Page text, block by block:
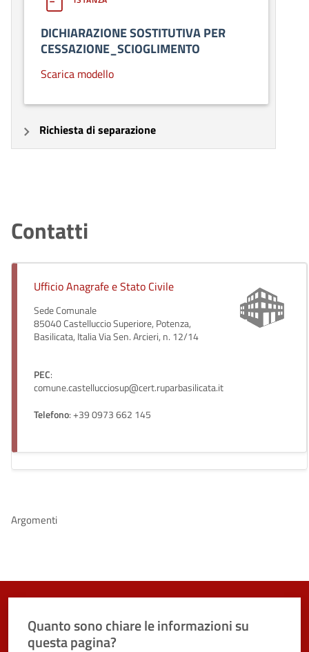
DICHIARAZIONE SOSTITUTIVA PER
CESSAZIONE_SCIOGLIMENTO
Scarica modello
Richiesta di separazione
Contatti
Ufficio Anagrafe e Stato Civile
Sede Comunale
85040 Castelluccio Superiore, Potenza,
Basilicata, Italia Via Sen. Arcieri, n. 12/14
PEC:
comune.castellucciosup@cert.ruparbasilicata.it
Telefono: +39 0973 662 145
Argomenti
Quanto sono chiare le informazioni su
questa pagina?